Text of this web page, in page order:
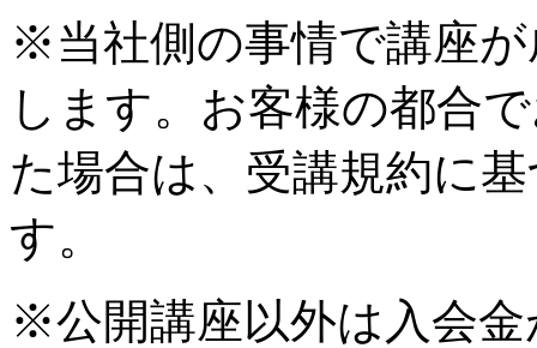
※当社側の事情で講座
します。お客様の都合
た場合は、受講規約に
す。
※公開講座以外は入会